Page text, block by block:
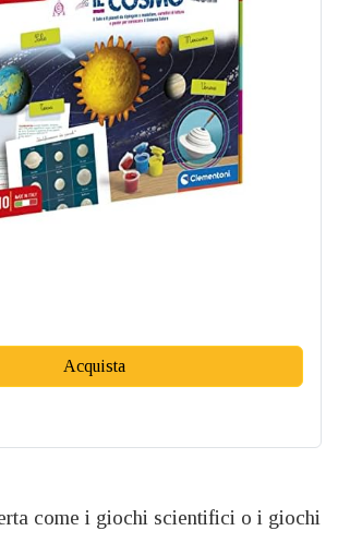
Acquista
come i giochi scientifici o i giochi